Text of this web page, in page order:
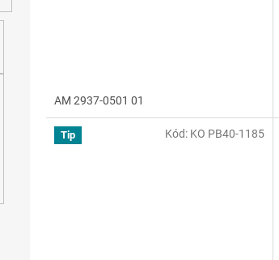
z
5
hvězdiček.
AM 2937-0501 01
Tip Kód: KO PB40-1185